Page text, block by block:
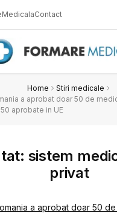
Contact
Home
Stiri medicale
a aprobat doar 50 de
aprobate in UE
sistem
privat
a aprobat doar 50